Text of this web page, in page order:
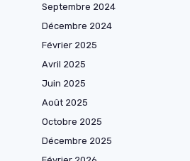
Septembre 2024
Décembre 2024
Février 2025
Avril 2025
Juin 2025
Août 2025
Octobre 2025
Décembre 2025